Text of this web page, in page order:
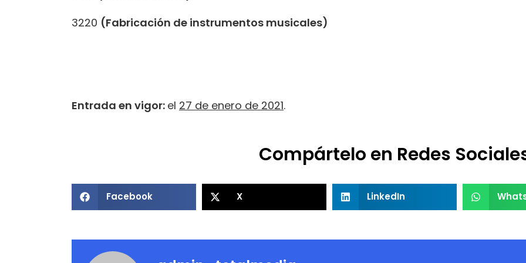
3220 (Fabricación de instrumentos musicales)
Entrada en vigor: el 27 de enero de 2021.
Compártelo en Redes
Facebook X LinkedIn